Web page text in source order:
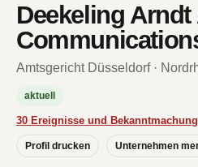
Deekeling
Amtsgericht Düsseldorf ·
aktuell
30 Ereignisse und
Profil drucken Unternehmen